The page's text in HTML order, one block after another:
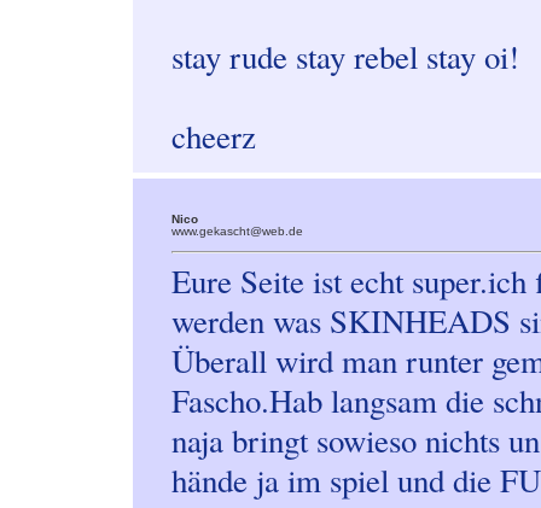
stay rude stay rebel stay oi!
cheerz
Nico
www.gekascht@web.de
Eure Seite ist echt
werden was SKINHEADS
Überall wird man runter
Fascho.Hab langsam die
naja bringt sowieso nichts
hände ja im spiel und die